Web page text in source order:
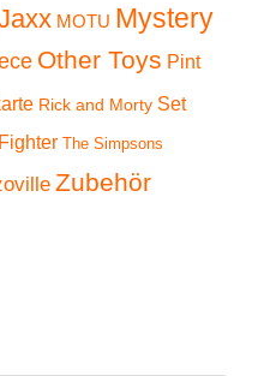
MOTU Mystery
Other Toys Pint
Rick and Morty Set
The Simpsons
Zubehör